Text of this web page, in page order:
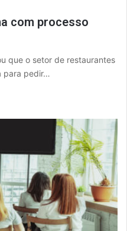
com processo
que o setor de restaurantes
para pedir…